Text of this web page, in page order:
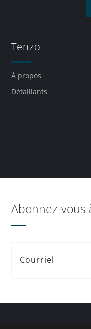
Tenzo
À propos
Détaillants
Abonnez-